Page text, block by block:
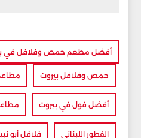
أفضل مطعم حمص وفلافل في
حمص وفلافل بيروت
أفضل فول في بيروت
الفطور اللبناني فلافل أبو